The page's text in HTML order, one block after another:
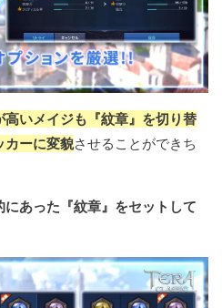
高いメイジも『紋章』を切り替
カーに変貌させることができち
あった『紋章』をセットして